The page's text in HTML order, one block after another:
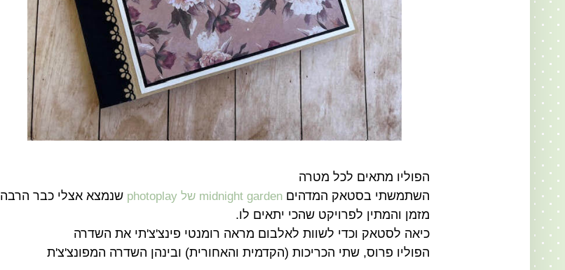
הפוליו מתאים לכל מטרה
השתמשתי בסטאק המדהים midnight garden של photoplay
שנמצא אצלי כבר הרבה
מזמן והמתין לפרויקט שהכי יתאים לו.
כיאה לסטאק וכדי לשוות לאלבום מראה רומנטי פינצ'צ'תי את השדרה
הפוליו פרוס, שתי הכריכות (הקדמית והאחורית) ובינהן השדרה המפונצ'צ'ת